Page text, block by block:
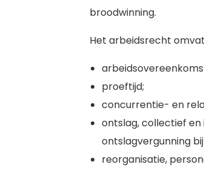
broodwinning.
Het arbeidsrecht
proeftijd;
concurrentie- en
ontslag, collectief en
ontslagvergunning
reorganisatie,